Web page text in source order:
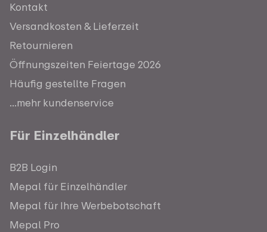
Kontakt
Versandkosten & Lieferzeit
Retournieren
Öffnungszeiten Feiertage 2026
Häufig gestellte Fragen
...mehr kundenservice
Für Einzelhändler
B2B Login
Mepal für Einzelhändler
Mepal für Ihre Werbebotschaft
Mepal Pro